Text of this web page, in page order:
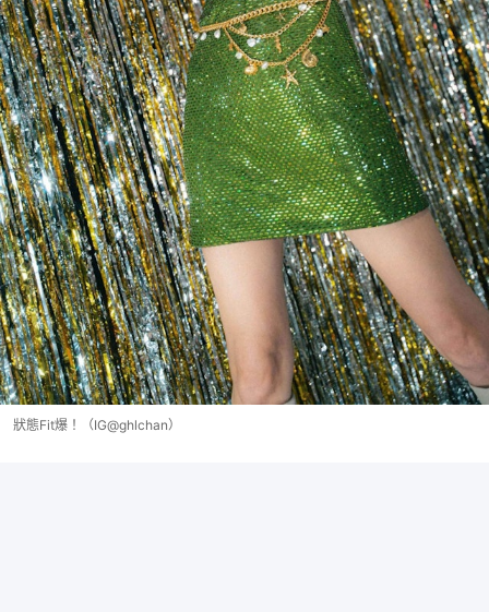
狀態Fit爆！（IG@ghlchan）